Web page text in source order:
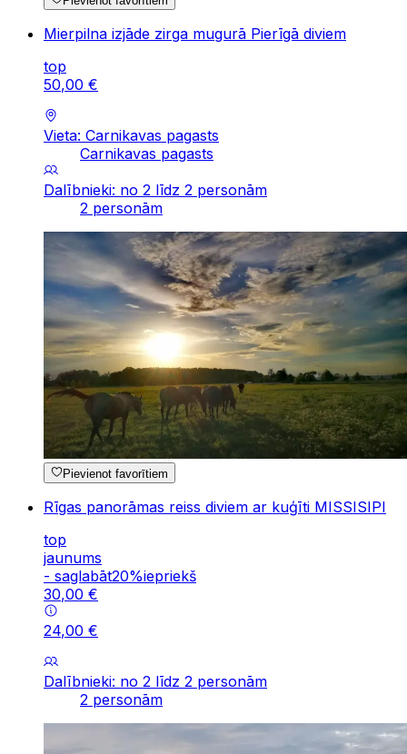
Mierpilna izjāde zirga mugurā Pierīgā diviem
top
50,00 €
Vieta: Carnikavas pagasts
Carnikavas pagasts
Dalībnieki: no 2 līdz 2 personām
2 personām
Pievienot favorītiem
Rīgas panorāmas reiss diviem ar kuģīti MISSISIPI
top
jaunums
- saglabāt20%iepriekš
30,00 €
24,00 €
Dalībnieki: no 2 līdz 2 personām
2 personām